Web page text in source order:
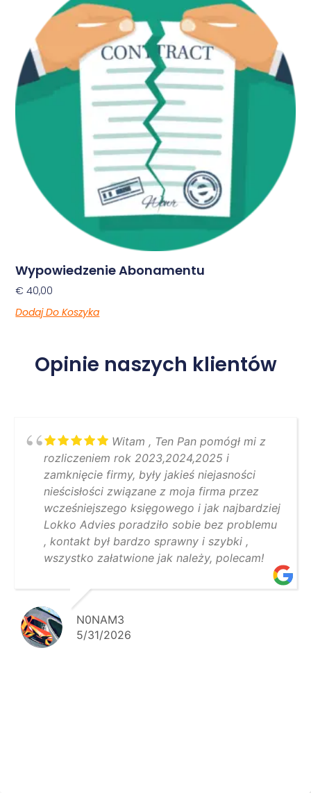
Wypowiedzenie Abonamentu
€ 40,00
Dodaj Do Koszyka
Opinie naszych klientów
Witam , Ten Pan pomógł mi z
rozliczeniem rok 2023,2024,2025 i
zamknięcie firmy, były jakieś niejasności
nieścisłości związane z moja firma przez
wcześniejszego księgowego i jak najbardziej
Lokko Advies poradziło sobie bez problemu
, kontakt był bardzo sprawny i szybki ,
wszystko załatwione jak należy, polecam!
N0NAM3
5/31/2026